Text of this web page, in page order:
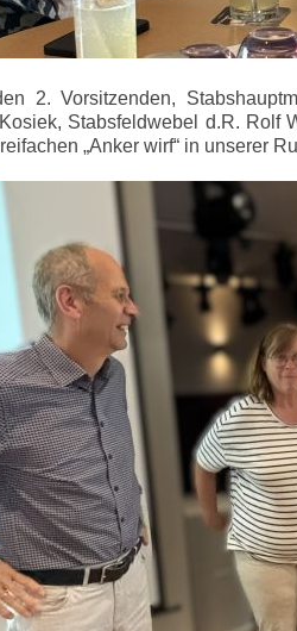
2. Vorsitzenden,
Stabsfeldwebel d.R. Rolf
„Anker wirf“ in unserer